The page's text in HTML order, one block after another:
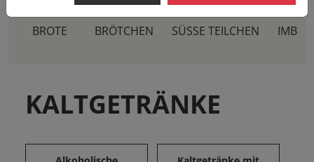
BROTE BRÖTCHEN SÜSSE TEILCHEN
KALTGETRÄNKE